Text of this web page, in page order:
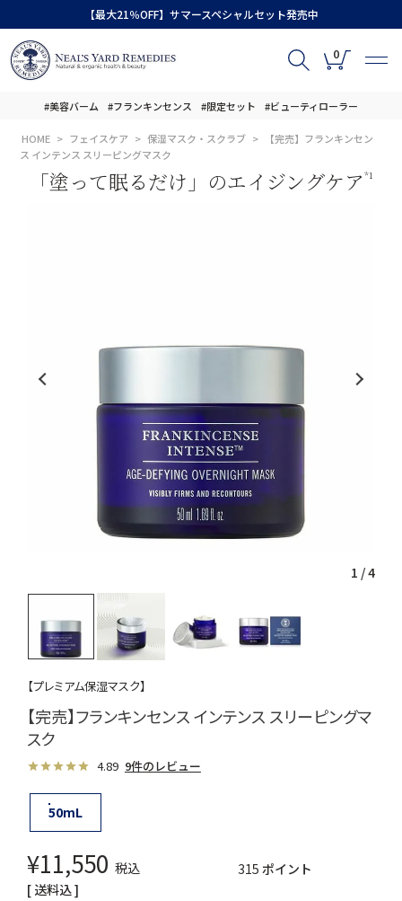
【最大21％OFF】サマースペシャルセット発売中
0
#美容バーム #フランキンセンス #限定セット #ビューティローラー
HOME フェイスケア 保湿マスク・スクラブ
【完売】フランキンセン
ス インテンス スリーピングマスク
「塗って眠るだけ」のエイジングケア *1
1 /4
【プレミアム保湿マスク】
【完売】フランキンセンス インテンス スリーピングマ
スク
4.89 9件のレビュー
50mL
¥11,550 税込 315 ポイント
送料込